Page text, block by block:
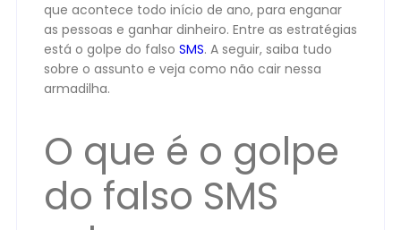
que acontece todo início de ano, para enganar
as pessoas e ganhar dinheiro. Entre as estratégias
está o golpe do falso SMS. A seguir, saiba tudo
sobre o assunto e veja como não cair nessa
armadilha.
O que é o golpe
do falso SMS